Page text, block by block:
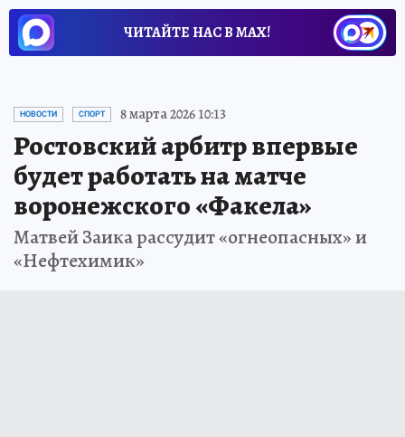
ЧИТАЙТЕ НАС В МАХ!
НОВОСТИ СПОРТ 8 марта 2026 10:13
Ростовский арбитр впервые
будет работать на матче
воронежского «Факела»
Матвей Заика рассудит «огнеопасных» и
«Нефтехимик»